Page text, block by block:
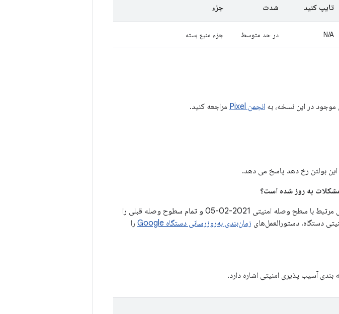
تایپ کنید شدت جزء
N/A در حد متوسط جزء منبع بسته
موجود در این نسخه، به انجمن Pixel مراجعه کنید.
بولتن رخ دهد پاسخ می دهد.
سطوح وصله امنیتی 2021-02-05 یا جدیدتر تمام مسائل مرتبط با سطح وصله امنیتی 2021-02-05 و تمام سطوح وصله قبلی را
دستگاه، دستورالعمل‌های زمان‌بندی به‌روزرسانی دستگاه Google
را
آسیب پذیری امنیتی اشاره دارد.